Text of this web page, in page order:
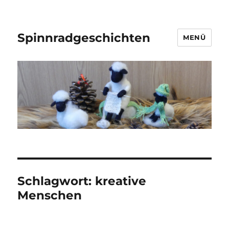
Spinnradgeschichten MENÜ
Schlagwort: kreative
Menschen